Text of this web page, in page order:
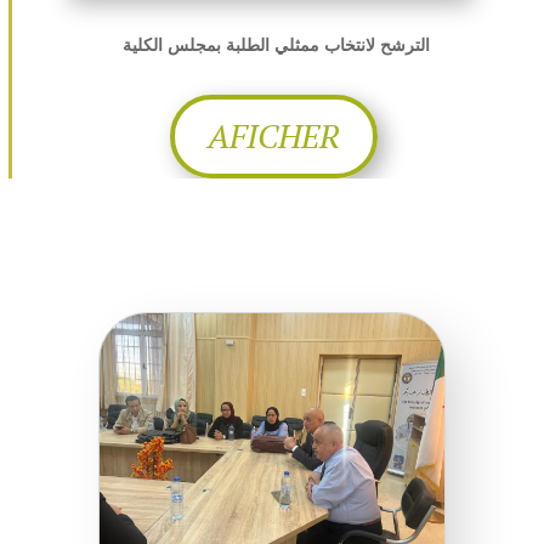
الترشح لانتخاب ممثلي الطلبة بمجلس الكلية
AFICHER